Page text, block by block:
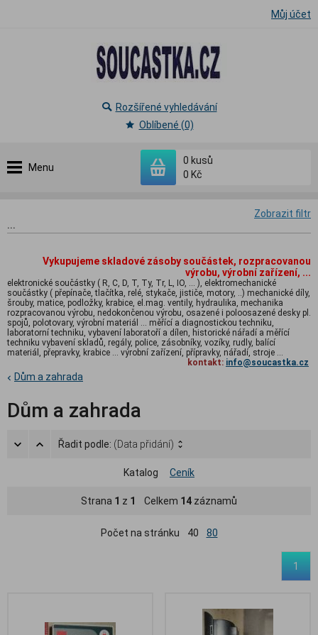
Můj účet
Menu
0 kusů
0 Kč
Rozšířené vyhledávání
Oblíbené (0)
Zobrazit filtr
...
Vykupujeme skladové zásoby součástek, rozpracovanou
výrobu, výrobní zařízení, ...
elektronické součástky ( R, C, D, T, Ty, Tr, L, IO, ... ), elektromechanické
součástky ( přepínače, tlačítka, relé, stykače, jističe, motory, ..) mechanické díly,
šrouby, matice, podložky, krabice, el.mag. ventily, hydraulika, mechanika
rozpracovanou výrobu, nedokončenou výrobu, osazené i poloosazené desky pl.
spojů, polotovary, výrobní materiál ... měřící a diagnostickou techniku,
laboratorní techniku, vybavení laboratoří a dílen, historické nářadí a měřící
techniku vybavení skladů, regály, police, zásobníky, vozíky, rudly, balící
materiál, přepravky, krabice ... výrobní zařízení, přípravky, nářadí, stroje ...
kontakt: info@soucastka.cz
Dům a zahrada
Dům a zahrada
Řadit podle: (Data přidání)
Katalog Ceník
Strana 1 z 1 Celkem 14 záznamů
Počet na stránku 40 80
1